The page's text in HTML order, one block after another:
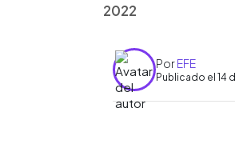
2022
PorEFE
Publicado el 14